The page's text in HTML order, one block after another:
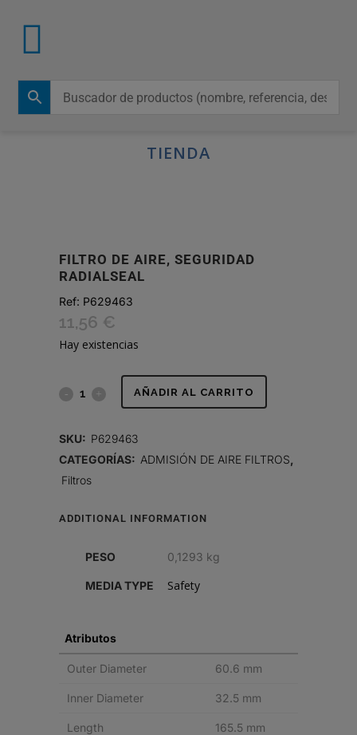
TIENDA
FILTRO DE AIRE, SEGURIDAD
RADIALSEAL
Ref: P629463
11,56 €
Hay existencias
FILTRO
SEGURIDAD
AÑADIR AL CARRITO
SKU: P629463
CATEGORÍAS: ADMISIÓN DE AIRE FILTROS
Filtros
ADDITIONAL INFORMATION
PESO 0,1293 kg
MEDIA TYPE Safety
Atributos
Outer Diameter 60.6 mm
Inner Diameter 32.5 mm
Length 165.5 mm